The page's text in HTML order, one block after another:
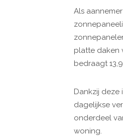
Als
platte daken
bedraagt
Dankzij
dagelijkse
onderdeel
woning.